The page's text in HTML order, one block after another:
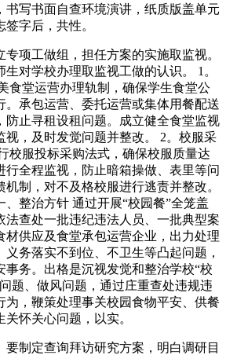
书写书面自查环境演讲，纸质版盖单元
字后，共性。
工做组，担任方案的实施取监视。
对学校办理取监视工做的认识。 1。
食堂运营办理轨制，确保学生食堂公
。承包运营、委托运营或集体用餐配送
防止寻租设租问题。成立健全食堂监视
视，及时发觉问题并整改。 2。校服采
校服投标采购法式，确保校服质量达
行全程监视，防止暗箱操做、表里等问
制，对不及格校服进行逃责并整改。
整治方针 通过开展“校园餐”全笼盖
法查处一批违纪违法人员、一批典型案
材供应及食堂承包运营企业，出力处理
务落实不到位、不卫生等凸起问题，
事务。出格是沉视发觉和整治学校“校
题、做风问题，通过庄重查处违规违
为，鞭策处理事关校园食物平安、供餐
怀关心问题，以实。
制定查询拜访研究方案，明白调研目